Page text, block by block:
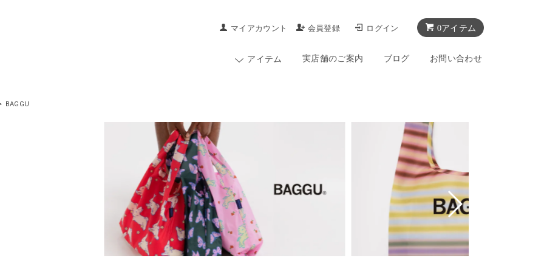
0アイテム
マイアカウント 会員登録 ログイン
アイテム 実店舗のご案内 ブログ お問い合わせ
BAGGU